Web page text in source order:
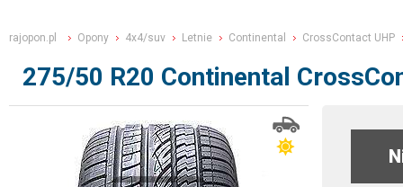
rajopon.pl Opony 4x4/suv Letnie Continental CrossContact UHP
275/50 R20 Continental